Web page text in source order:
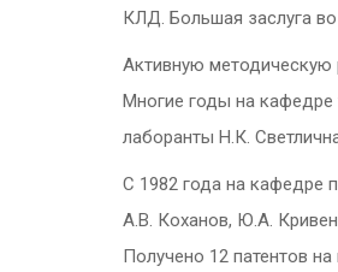
КЛД. Большая заслуга
Активную
Многие годы на кафедре
лаборанты Н.К.
С 1982 года на кафедре
А.В. Коханов, Ю.А.
Получено 12 патентов